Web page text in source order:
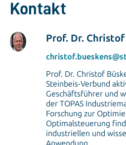
Kontakt
Prof. Dr.
Prof. Dr. Christof
Steinbeis-Verbund
Geschäftsführer und
der TOPAS
Forschung zur
Optimalsteuerung
industriellen und